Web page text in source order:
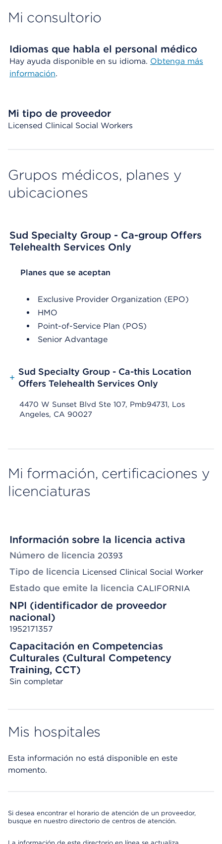
Mi consultorio
Idiomas que habla el personal médico
Hay ayuda disponible en su idioma. Obtenga más
información.
Mi tipo de proveedor
Licensed Clinical Social Workers
Grupos médicos, planes y
ubicaciones
Sud Specialty Group - Ca-group Offers
Telehealth Services Only
List Header Planes que se aceptan
Planes que se aceptan
Exclusive Provider Organization (EPO)
HMO
Point-of-Service Plan (POS)
Senior Advantage
+
Sud Specialty Group - Ca-this Location
Offers Telehealth Services Only
4470 W Sunset Blvd Ste 107, Pmb94731, Los
Angeles, CA 90027
Mi formación, certificaciones y
licenciaturas
Información sobre la licencia activa
Número de licencia 20393
Tipo de licencia Licensed Clinical Social Worker
Estado que emite la licencia CALIFORNIA
NPI (identificador de proveedor
nacional)
1952171357
Capacitación en Competencias
Culturales (Cultural Competency
Training, CCT)
Sin completar
Mis hospitales
Esta información no está disponible en este
momento.
Si desea encontrar el horario de atención de un proveedor,
busque en nuestro directorio de centros de atención.